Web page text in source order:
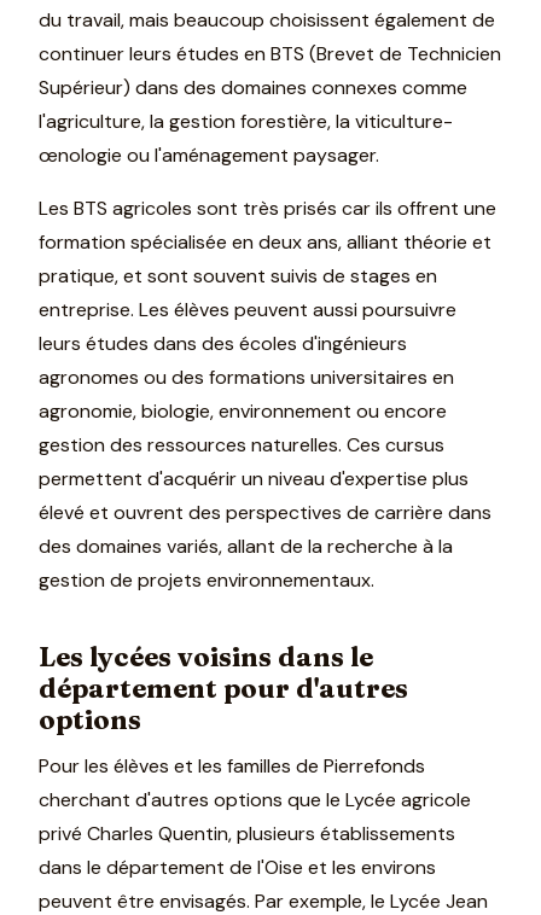
du travail, mais beaucoup choisissent également de
continuer leurs études en BTS (Brevet de Technicien
Supérieur) dans des domaines connexes comme
l'agriculture, la gestion forestière, la viticulture-
œnologie ou l'aménagement paysager.
Les BTS agricoles sont très prisés car ils offrent une
formation spécialisée en deux ans, alliant théorie et
pratique, et sont souvent suivis de stages en
entreprise. Les élèves peuvent aussi poursuivre
leurs études dans des écoles d'ingénieurs
agronomes ou des formations universitaires en
agronomie, biologie, environnement ou encore
gestion des ressources naturelles. Ces cursus
permettent d'acquérir un niveau d'expertise plus
élevé et ouvrent des perspectives de carrière dans
des domaines variés, allant de la recherche à la
gestion de projets environnementaux.
Les lycées voisins dans le
département pour d'autres
options
Pour les élèves et les familles de Pierrefonds
cherchant d'autres options que le Lycée agricole
privé Charles Quentin, plusieurs établissements
dans le département de l'Oise et les environs
peuvent être envisagés. Par exemple, le Lycée Jean